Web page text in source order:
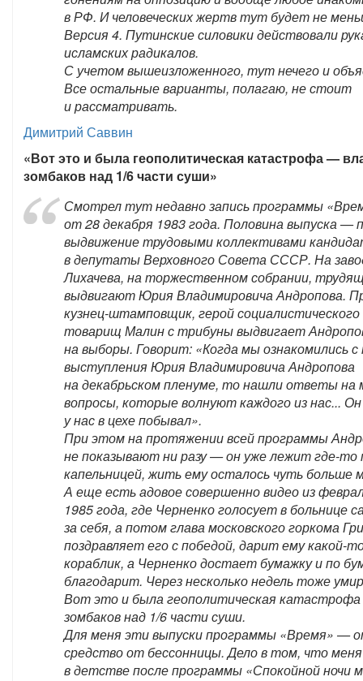
в РФ. И человеческих жертв тут будет не
Версия 4. Путинские силовики действовали
исламских радикалов.
С учетом вышеизложенного, тут нечего и
Все остальные варианты, полагаю, не стоит
и рассматривать.
Димитрий Саввин
«Вот это и была геополитическая катастрофа —
зомбаков над 1/6 части суши»
Смотрел тут недавно запись программы
от 28 декабря 1983 года. Половина выпуска —
выдвижение трудовыми коллективами
в депутаты Верховного Совета СССР. На
Лихачева, на торжественном собрании,
выдвигают Юрия Владимировича Андропова.
кузнец-штамповщик, герой
товарищ Малин с трибуны выдвигает
на выборы. Говорит: «Когда мы ознакомились
выступления Юрия Владимировича Андропова
на декабрьском пленуме, то нашли ответы на
вопросы, которые волнуют каждого из нас... Он
у нас в цехе побывал».
При этом на протяжении всей программы
не показывают ни разу — он уже лежит где-то
капельницей, жить ему осталось чуть больше
А еще есть адовое совершенно видео из
1985 года, где Черненко голосует в больнице
за себя, а потом глава московского горкома
поздравляет его с победой, дарит ему какой-
кораблик, а Черненко достает бумажку и по
благодарит. Через несколько недель тоже
Вот это и была геополитическая
зомбаков над 1/6 части суши.
Для меня эти выпуски программы «Время» —
средство от бессонницы. Дело в том, что меня
в детстве после программы «Спокойной ночи